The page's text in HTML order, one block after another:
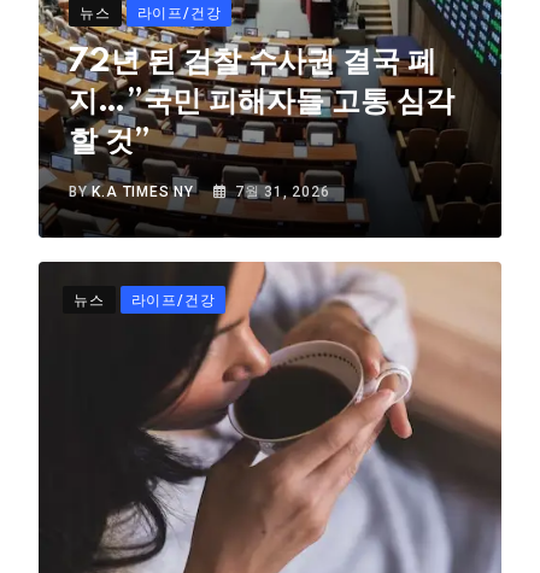
뉴스 라이프/건강
72년 된 검찰 수사권 결국 폐
지…”국민 피해자들 고통 심각
할 것”
BYK.A TIMES NY 7월 31, 2026
뉴스 라이프/건강